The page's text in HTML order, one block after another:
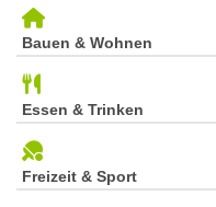
Bauen & Wohnen
Essen & Trinken
Freizeit & Sport